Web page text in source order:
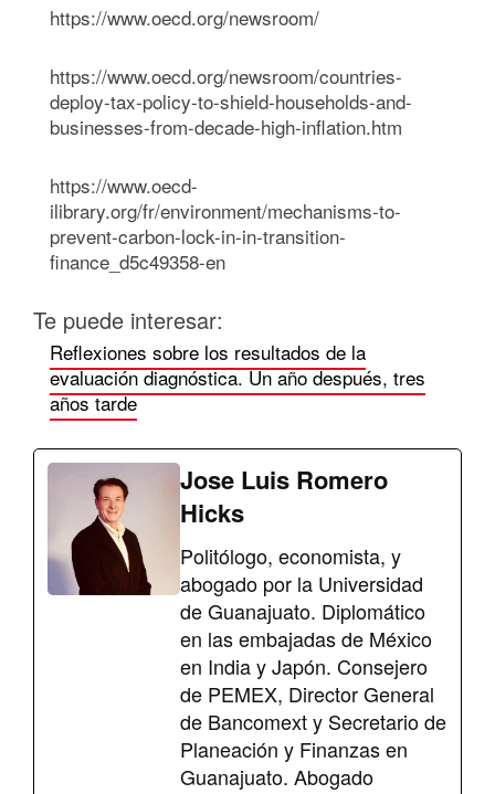
https://www.oecd.org/newsroom/
https://www.oecd.org/newsroom/countries-
deploy-tax-policy-to-shield-households-and-
businesses-from-decade-high-inflation.htm
https://www.oecd-
ilibrary.org/fr/environment/mechanisms-to-
prevent-carbon-lock-in-in-transition-
finance_d5c49358-en
Te puede interesar:
Reflexiones sobre los resultados de la
evaluación diagnóstica. Un año después, tres
años tarde
Jose Luis Romero
Hicks
Politólogo, economista, y
abogado por la Universidad
de Guanajuato. Diplomático
en las embajadas de México
en India y Japón. Consejero
de PEMEX, Director General
de Bancomext y Secretario de
Planeación y Finanzas en
Guanajuato. Abogado